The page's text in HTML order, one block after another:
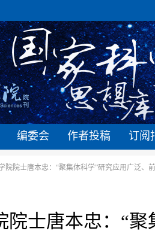
编委会 作者投稿 订阅
院院士唐本忠：“聚集体科学”研究应用广泛、
院士唐本忠：“聚